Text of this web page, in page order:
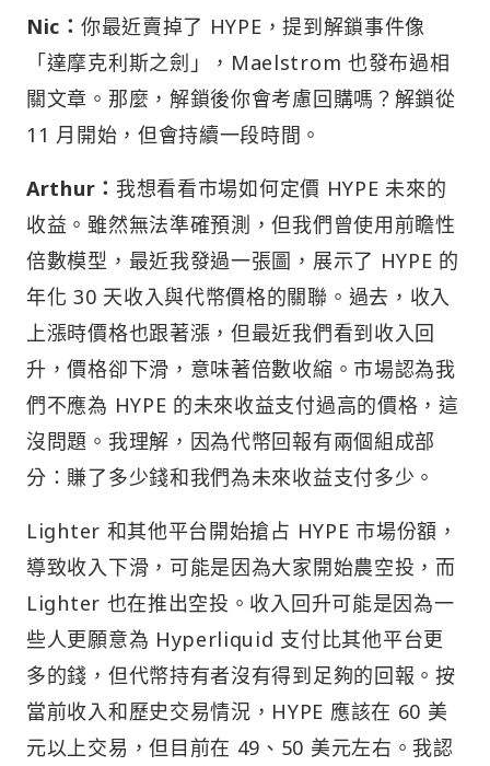
Nic： 你最近賣掉了 HYPE，提到解鎖事件像
「達摩克利斯之劍」，Maelstrom 也發布過相
關文章。那麼，解鎖後你會考慮回購嗎？解鎖從
11 月開始，但會持續一段時間。
Arthur： 我想看看市場如何定價 HYPE 未來的
收益。雖然無法準確預測，但我們曾使用前瞻性
倍數模型，最近我發過一張圖，展示了 HYPE 的
年化 30 天收入與代幣價格的關聯。過去，收入
上漲時價格也跟著漲，但最近我們看到收入回
升，價格卻下滑，意味著倍數收縮。市場認為我
們不應為 HYPE 的未來收益支付過高的價格，這
沒問題。我理解，因為代幣回報有兩個組成部
分：賺了多少錢和我們為未來收益支付多少。
Lighter 和其他平台開始搶占 HYPE 市場份額，
導致收入下滑，可能是因為大家開始農空投，而
Lighter 也在推出空投。收入回升可能是因為一
些人更願意為 Hyperliquid 支付比其他平台更
多的錢，但代幣持有者沒有得到足夠的回報。按
當前收入和歷史交易情況，HYPE 應該在 60 美
元以上交易，但目前在 49、50 美元左右。我認